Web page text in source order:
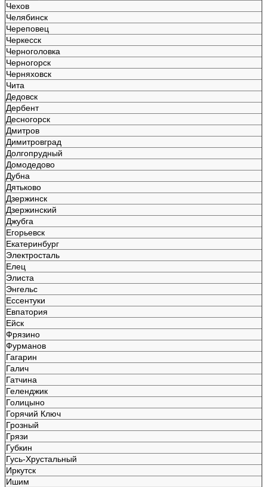
Чехов
Челябинск
Череповец
Черкесск
Черноголовка
Черногорск
Черняховск
Чита
Дедовск
Дербент
Десногорск
Дмитров
Димитровград
Долгопрудный
Домодедово
Дубна
Дятьково
Дзержинск
Дзержинский
Джубга
Егорьевск
Екатеринбург
Электросталь
Елец
Элиста
Энгельс
Ессентуки
Евпатория
Ейск
Фрязино
Фурманов
Гагарин
Галич
Гатчина
Геленджик
Голицыно
Горячий Ключ
Грозный
Грязи
Губкин
Гусь-Хрустальный
Иркутск
Ишим